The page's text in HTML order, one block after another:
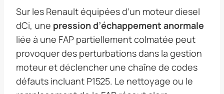
Sur les Renault équipées d’un moteur diesel
dCi, une pression d’échappement anormale
liée à une FAP partiellement colmatée peut
provoquer des perturbations dans la gestion
moteur et déclencher une chaîne de codes
défauts incluant P1525. Le nettoyage ou le